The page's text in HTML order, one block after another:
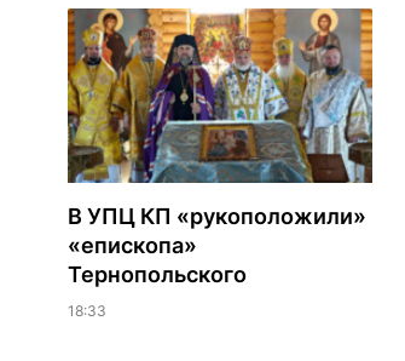
В УПЦ КП «рукоположили»
«епископа»
Тернопольского
18:33